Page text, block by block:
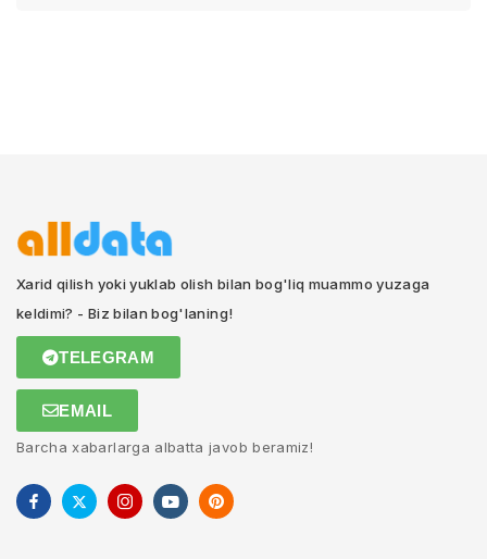
Xarid qilish yoki yuklab olish bilan bog'liq muammo yuzaga
keldimi? - Biz bilan bog'laning!
TELEGRAM
EMAIL
Barcha xabarlarga albatta javob beramiz!